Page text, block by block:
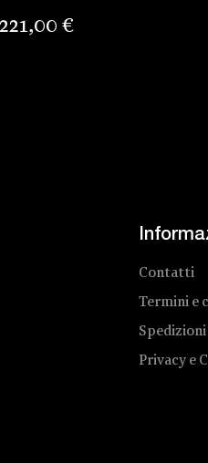
Prezzo
221,00 €
Contatti
Termini e
Privacy e